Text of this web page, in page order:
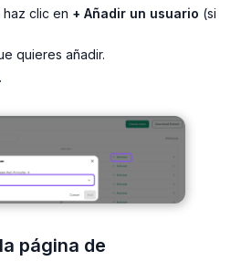
clic en + Añadir un usuario (si
quieres añadir.
.
página de